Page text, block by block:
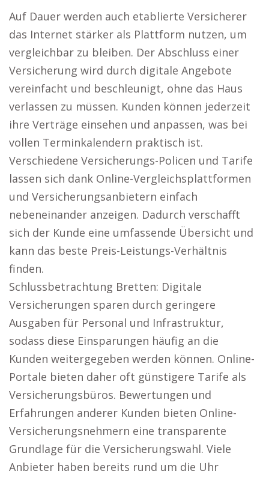
Auf Dauer werden auch etablierte Versicherer
das Internet stärker als Plattform nutzen, um
vergleichbar zu bleiben. Der Abschluss einer
Versicherung wird durch digitale Angebote
vereinfacht und beschleunigt, ohne das Haus
verlassen zu müssen. Kunden können jederzeit
ihre Verträge einsehen und anpassen, was bei
vollen Terminkalendern praktisch ist.
Verschiedene Versicherungs-Policen und Tarife
lassen sich dank Online-Vergleichsplattformen
und Versicherungsanbietern einfach
nebeneinander anzeigen. Dadurch verschafft
sich der Kunde eine umfassende Übersicht und
kann das beste Preis-Leistungs-Verhältnis
finden.
Schlussbetrachtung Bretten: Digitale
Versicherungen sparen durch geringere
Ausgaben für Personal und Infrastruktur,
sodass diese Einsparungen häufig an die
Kunden weitergegeben werden können. Online-
Portale bieten daher oft günstigere Tarife als
Versicherungsbüros. Bewertungen und
Erfahrungen anderer Kunden bieten Online-
Versicherungsnehmern eine transparente
Grundlage für die Versicherungswahl. Viele
Anbieter haben bereits rund um die Uhr